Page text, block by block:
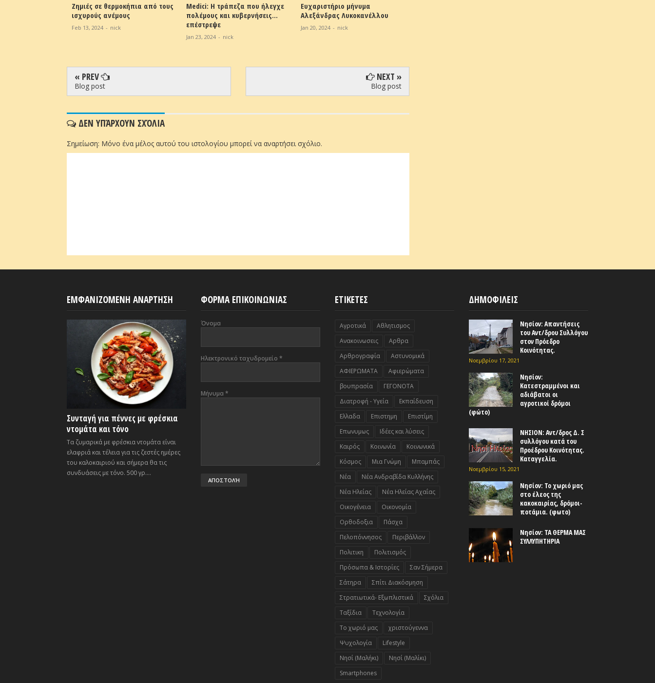
Ζημιές σε θερμοκήπια από τους
ισχυρούς ανέμους
Feb 13, 2024 - nick
Medici: Η τράπεζα που ήλεγχε
πολέμους και κυβερνήσεις…
επέστρεψε
Jan 23, 2024 - nick
Ευχαριστήριο μήνυμα
Αλεξάνδρας Λυκοκανέλλου
Jan 20, 2024 - nick
« PREV
Blog post
NEXT »
Blog post
ΔΕΝ ΥΠΆΡΧΟΥΝ ΣΧΌΛΙΑ
Σημείωση: Μόνο ένα μέλος αυτού του ιστολογίου μπορεί να αναρτήσει σχόλιο.
ΕΜΦΑΝΙΖΟΜΕΝΗ ΑΝΑΡΤΗΣΗ
Συνταγή για πέννες με φρέσκια
ντομάτα και τόνο
Τα ζυμαρικά με φρέσκια ντομάτα είναι
ελαφριά και τέλεια για τις ζεστές ημέρες
του καλοκαιριού και σήμερα θα τις
συνδυάσεις με τόνο. 500 γρ....
ΦΟΡΜΑ ΕΠΙΚΟΙΝΩΝΙΑΣ
Όνομα
Ηλεκτρονικό ταχυδρομείο *
Μήνυμα *
ΕΤΙΚΕΤΕΣ
Αγροτικά
Αθλητισμος
Ανακοινωσεις
Αρθρα
Αρθρογραφία
Αστυνομικά
ΑΦΙΕΡΩΜΑΤΑ
Αφιερώματα
βουπρασία
ΓΕΓΟΝΟΤΑ
Διατροφή - Υγεία
Εκπαίδευση
Ελλαδα
Επιστημη
Επιστίμη
Επωνυμως
Ιδέες και λύσεις
Καιρός
Κοινωνία
Κοινωνικά
Κόσμος
Μια Γνώμη
Μπαμπάς
Νέα
Νέα Ανδραβίδα Κυλλήνης
Νέα Ηλείας
Νέα Ηλείας Αχαΐας
Οικογένεια
Οικονομία
Ορθοδοξια
Πάσχα
Πελοπόννησος
Περιβάλλον
Πολιτικη
Πολιτισμός
Πρόσωπα & Ιστορίες
Σαν Σήμερα
Σάτηρα
Σπίτι Διακόσμηση
Στρατιωτικά- Εξωπλιστικά
Σχόλια
Ταξίδια
Τεχνολογία
Το χωριό μας
χριστούγεννα
Ψυχολογία
Lifestyle
Nησί (Μαλήκι)
Nησί (Μαλίκι)
Smartphones
ΔΗΜΟΦΙΛΕΙΣ
Νησίον: Απαντήσεις
του Αντ/δρου Συλλόγου
στον Πρόεδρο
Κοινότητας.
Νοεμβρίου 17, 2021
Νησίον:
Κατεστραμμένοι και
αδιάβατοι οι
αγροτικοί δρόμοι
(φώτο)
ΝΗΣΙΟΝ: Αντ/δρος Δ. Σ
συλλόγου κατά του
Προέδρου Κοινότητας.
Καταγγελία.
Νοεμβρίου 15, 2021
Νησίον: Το χωριό μας
στο έλεος της
κακοκαιρίας, δρόμοι-
ποτάμια. (φωτο)
Νησίον: ΤΑ ΘΕΡΜΑ ΜΑΣ
ΣΥΛΛΥΠΗΤΗΡΙΑ